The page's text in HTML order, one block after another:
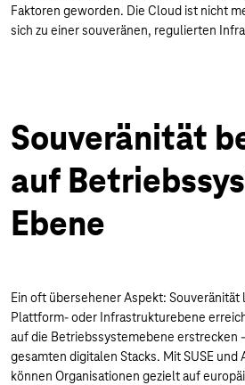
Faktoren geworden. Die Cloud ist nicht
sich zu einer souveränen, regulierten
Souveränität
auf
Ebene
Ein oft übersehener Aspekt:
Plattform- oder Infrastrukturebene
auf die Betriebssystemebene erstrecken
gesamten digitalen Stacks. Mit SUSE
können Organisationen gezielt auf